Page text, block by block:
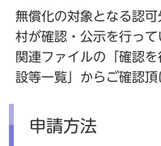
無償化の対象となる認
村が確認・公示を行って
関連ファイルの「確認
設等一覧」からご確認頂
申請方法